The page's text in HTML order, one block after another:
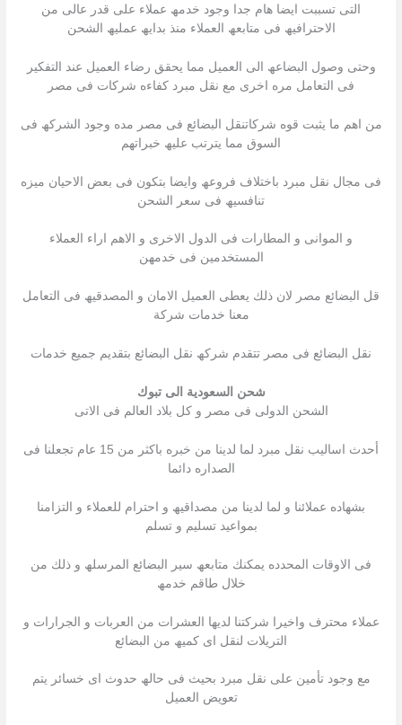
التى تسببت ایضا ھام جدا وجود خدمھ عملاء على قدر عالى من
الاحترافیھ فى متابعھ العملاء منذ بدایھ عملیھ الشحن
وحتى وصول البضاعھ الى العمیل مما یحقق رضاء العمیل عند التفكیر
فى التعامل مره اخرى مع نقل مبرد كفاءه شركات فى مصر
من اھم ما یثبت قوه شركاتنقل البضائع فى مصر مده وجود الشركھ فى
السوق مما یترتب علیھ خبراتھم
فى مجال نقل مبرد باختلاف فروعھ وایضا بتكون فى بعض الاحیان میزه
تنافسیھ فى سعر الشحن
و الموانى و المطارات فى الدول الاخرى و الاھم اراء العملاء
المستخدمین فى خدمھن
قل البضائع مصر لان ذلك یعطى العمیل الامان و المصدقیھ فى التعامل
معنا خدمات شركة
نقل البضائع فى مصر تتقدم شركھ نقل البضائع بتقدیم جمیع خدمات
شحن السعودية الى تبوك
الشحن الدولى فى مصر و كل بلاد العالم فى الاتى
أحدث اسالیب نقل مبرد لما لدینا من خبره باكثر من 15 عام تجعلنا فى
الصداره دائما
بشھاده عملائنا و لما لدینا من مصداقیھ و احترام للعملاء و التزامنا
بمواعید تسلیم و تسلم
فى الاوقات المحدده یمكنك متابعھ سیر البضائع المرسلھ و ذلك من
خلال طاقم خدمھ
عملاء محترف واخیرا شركتنا لدیھا العشرات من العربات و الجرارات و
التریلات لنقل اى كمیھ من البضائع
مع وجود تأمین على نقل مبرد بحیث فى حالھ حدوث اى خسائر یتم
تعویض العمیل